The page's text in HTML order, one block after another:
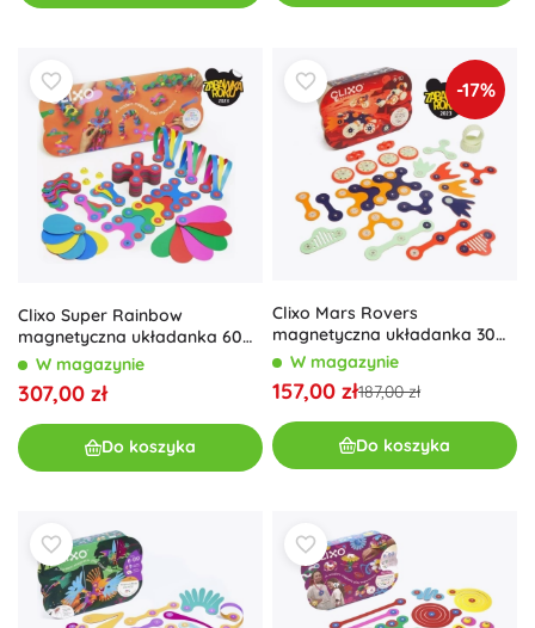
Clixo Super Rainbow
magnetyczna układanka 60
sztuk
W magazynie
307,00 zł
Do koszyka
-17%
Clixo Mars Rovers
magnetyczna układanka 30
szt.W magazynie
157,00 zł187,00 zł
Do koszyka